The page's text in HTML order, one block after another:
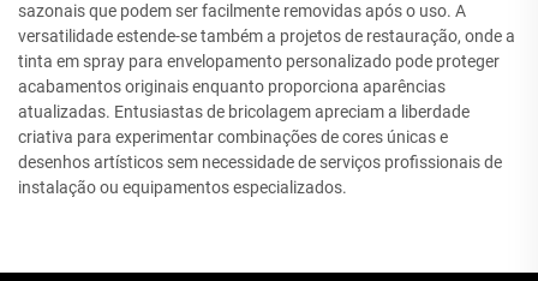
sazonais que podem ser facilmente removidas após o uso. A
versatilidade estende-se também a projetos de restauração, onde a
tinta em spray para envelopamento personalizado pode proteger
acabamentos originais enquanto proporciona aparências
atualizadas. Entusiastas de bricolagem apreciam a liberdade
criativa para experimentar combinações de cores únicas e
desenhos artísticos sem necessidade de serviços profissionais de
instalação ou equipamentos especializados.